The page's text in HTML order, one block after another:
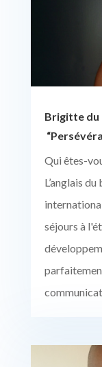
Brigitte du
Qui êtes-
L’anglais
séjours à